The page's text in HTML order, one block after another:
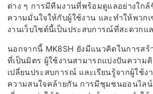
ต่าง ๆ การมีทีมงานที่พร้อมดูแลอย่างใกล้
ความมั่นใจให้กับผู้ใช้งาน และทำให้พวกเ
งานเว็บไซต์นี้เป็นประสบการณ์ที่สะดวกแ
นอกจากนี้ MK8SH ยังมีแนวคิดในการส
ที่เป็นมิตร ผู้ใช้งานสามารถแบ่งปันความ
เปลี่ยนประสบการณ์ และเรียนรู้จากผู้ใช้
ความสนใจคล้ายกัน การมีชุมชนออนไล